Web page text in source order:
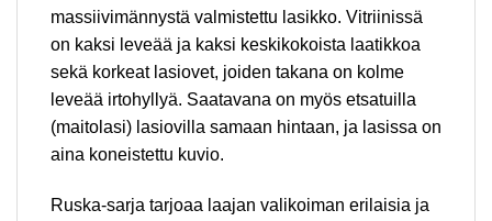
massiivimännystä valmistettu lasikko. Vitriinissä
on kaksi leveää ja kaksi keskikokoista laatikkoa
sekä korkeat lasiovet, joiden takana on kolme
leveää irtohyllyä. Saatavana on myös etsatuilla
(maitolasi) lasiovilla samaan hintaan, ja lasissa on
aina koneistettu kuvio.
Ruska-sarja tarjoaa laajan valikoiman erilaisia ja